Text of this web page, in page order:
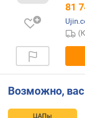
я
и
81
Возможно, вас